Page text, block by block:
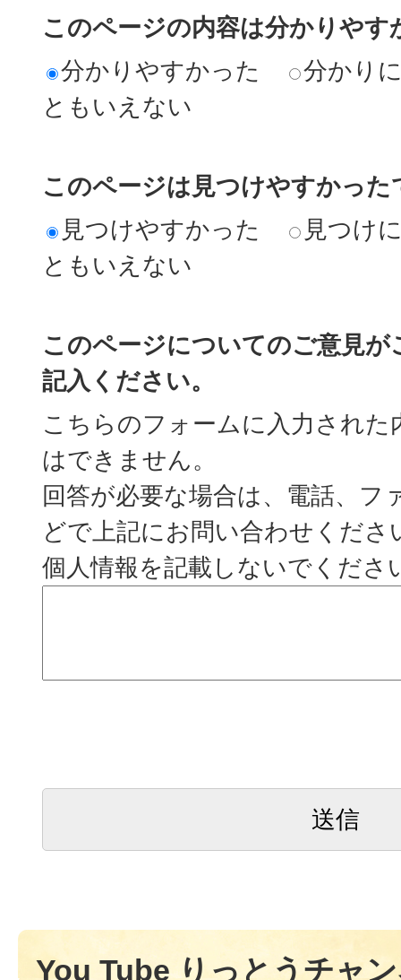
このページの内容は分かりやす
分かりやすかった
分かり
ともいえない
このページは見つけやすかった
見つけやすかった
見つけ
ともいえない
このページについてのご意見
記入ください。
こちらのフォームに入力された
はできません。
回答が必要な場合は、電話、フ
どで上記にお問い合わせくださ
個人情報を記載しないでくださ
You Tube りっとうチャ